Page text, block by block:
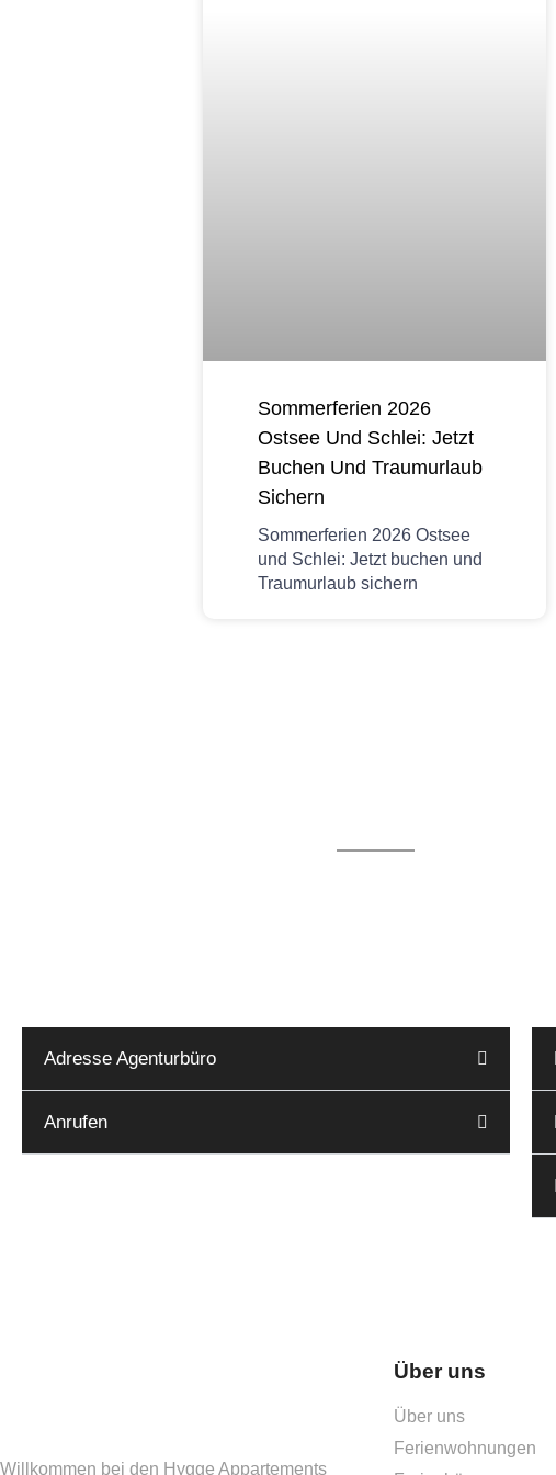
Sommerferien 2026
Ostsee Und Schlei: Jetzt
Buchen Und Traumurlaub
Sichern
Sommerferien 2026 Ostsee
und Schlei: Jetzt buchen und
Traumurlaub sichern
Adresse Agenturbüro
Anrufen
Willkommen bei den Hygge Appartements
Über uns
Über uns
Ferienwohnungen